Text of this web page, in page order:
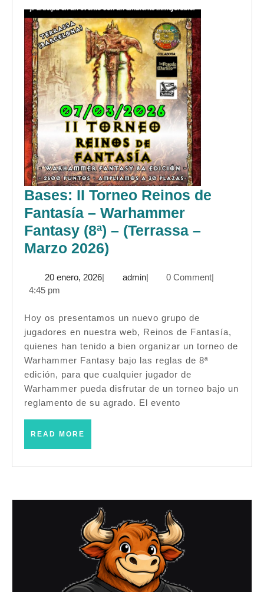
Bases: II Torneo Reinos de
Fantasía – Warhammer
Fantasy (8ª) – (Terrassa –
Marzo 2026)
Torneo
de
Fantasía
–
Warhammer
Fantasy
(8ª)
20 enero, 202620
| adminadmin
| 0 Comment|
4:45 pm
Hoy os presentamos un nuevo grupo de
jugadores en nuestra web, Reinos de Fantasía,
quienes han tenido a bien organizar un torneo de
Warhammer Fantasy bajo las reglas de 8ª
edición, para que cualquier jugador de
Warhammer pueda disfrutar de un torneo bajo un
reglamento de su agrado. El evento
READ MORE